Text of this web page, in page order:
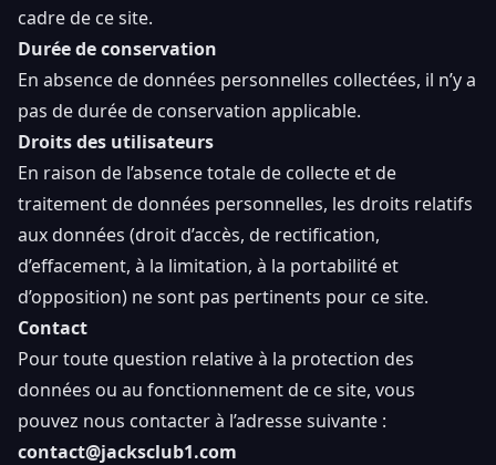
cadre de ce site.
Durée de conservation
En absence de données personnelles collectées, il n’y a
pas de durée de conservation applicable.
Droits des utilisateurs
En raison de l’absence totale de collecte et de
traitement de données personnelles, les droits relatifs
aux données (droit d’accès, de rectification,
d’effacement, à la limitation, à la portabilité et
d’opposition) ne sont pas pertinents pour ce site.
Contact
Pour toute question relative à la protection des
données ou au fonctionnement de ce site, vous
pouvez nous contacter à l’adresse suivante :
contact@jacksclub1.com